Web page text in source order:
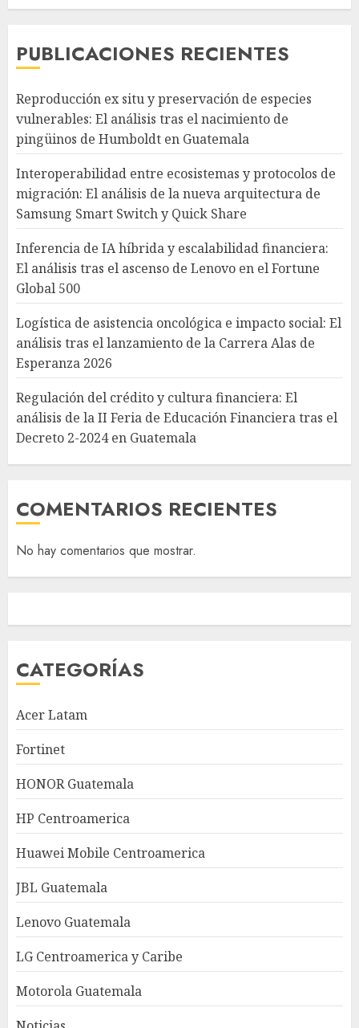
PUBLICACIONES RECIENTES
Reproducción ex situ y preservación de especies
vulnerables: El análisis tras el nacimiento de
pingüinos de Humboldt en Guatemala
Interoperabilidad entre ecosistemas y protocolos de
migración: El análisis de la nueva arquitectura de
Samsung Smart Switch y Quick Share
Inferencia de IA híbrida y escalabilidad financiera:
El análisis tras el ascenso de Lenovo en el Fortune
Global 500
Logística de asistencia oncológica e impacto social: El
análisis tras el lanzamiento de la Carrera Alas de
Esperanza 2026
Regulación del crédito y cultura financiera: El
análisis de la II Feria de Educación Financiera tras el
Decreto 2-2024 en Guatemala
COMENTARIOS RECIENTES
No hay comentarios que mostrar.
CATEGORÍAS
Acer Latam
Fortinet
HONOR Guatemala
HP Centroamerica
Huawei Mobile Centroamerica
JBL Guatemala
Lenovo Guatemala
LG Centroamerica y Caribe
Motorola Guatemala